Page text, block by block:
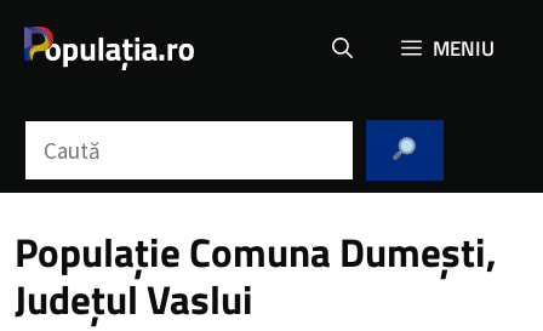
MENIU
Populație Comuna Dumești,
Județul Vaslui